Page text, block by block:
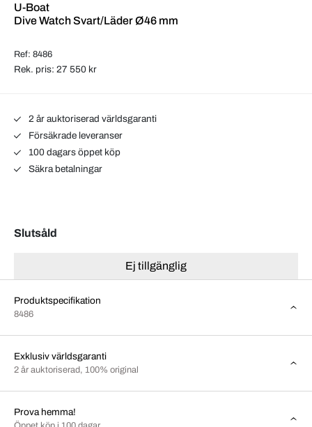
U-Boat
Dive Watch Svart/Läder Ø46 mm
Ref: 8486
Rek. pris: 27 550 kr
2 år auktoriserad världsgaranti
Försäkrade leveranser
100 dagars öppet köp
Säkra betalningar
Slutsåld
Ej tillgänglig
Produktspecifikation
8486
Exklusiv världsgaranti
2 år auktoriserad, 100% original
Prova hemma!